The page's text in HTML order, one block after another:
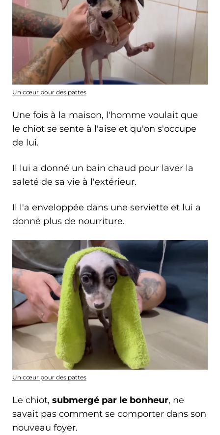
Un cœur pour des pattes
Une fois à la maison, l'homme voulait que
le chiot se sente à l'aise et qu'on s'occupe
de lui.
Il lui a donné un bain chaud pour laver la
saleté de sa vie à l'extérieur.
Il l'a enveloppée dans une serviette et lui a
donné plus de nourriture.
Un cœur pour des pattes
Le chiot, submergé par le bonheur, ne
savait pas comment se comporter dans son
nouveau foyer.